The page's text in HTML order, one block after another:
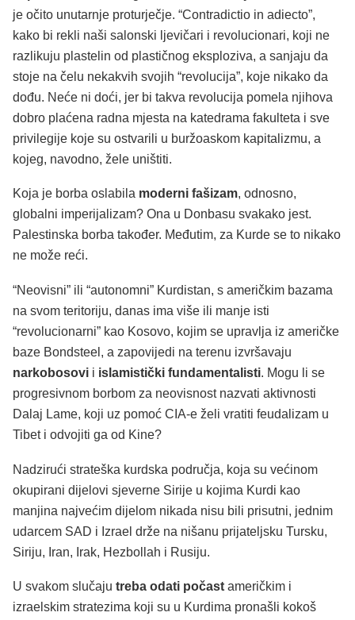
je očito unutarnje proturječje. “Contradictio in adiecto”,
kako bi rekli naši salonski ljevičari i revolucionari, koji ne
razlikuju plastelin od plastičnog eksploziva, a sanjaju da
stoje na čelu nekakvih svojih “revolucija”, koje nikako da
dođu. Neće ni doći, jer bi takva revolucija pomela njihova
dobro plaćena radna mjesta na katedrama fakulteta i sve
privilegije koje su ostvarili u buržoaskom kapitalizmu, a
kojeg, navodno, žele uništiti.
Koja je borba oslabila moderni fašizam, odnosno,
globalni imperijalizam? Ona u Donbasu svakako jest.
Palestinska borba također. Međutim, za Kurde se to nikako
ne može reći.
“Neovisni” ili “autonomni” Kurdistan, s američkim bazama
na svom teritoriju, danas ima više ili manje isti
“revolucionarni” kao Kosovo, kojim se upravlja iz američke
baze Bondsteel, a zapovijedi na terenu izvršavaju
narkobosovi i islamistički fundamentalisti. Mogu li se
progresivnom borbom za neovisnost nazvati aktivnosti
Dalaj Lame, koji uz pomoć CIA-e želi vratiti feudalizam u
Tibet i odvojiti ga od Kine?
Nadzirući strateška kurdska područja, koja su većinom
okupirani dijelovi sjeverne Sirije u kojima Kurdi kao
manjina najvećim dijelom nikada nisu bili prisutni, jednim
udarcem SAD i Izrael drže na nišanu prijateljsku Tursku,
Siriju, Iran, Irak, Hezbollah i Rusiju.
U svakom slučaju treba odati počast američkim i
izraelskim stratezima koji su u Kurdima pronašli kokoš